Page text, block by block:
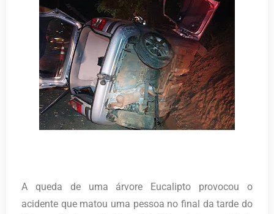
A queda de uma árvore Eucalipto provocou o
acidente que matou uma pessoa no final da tarde do